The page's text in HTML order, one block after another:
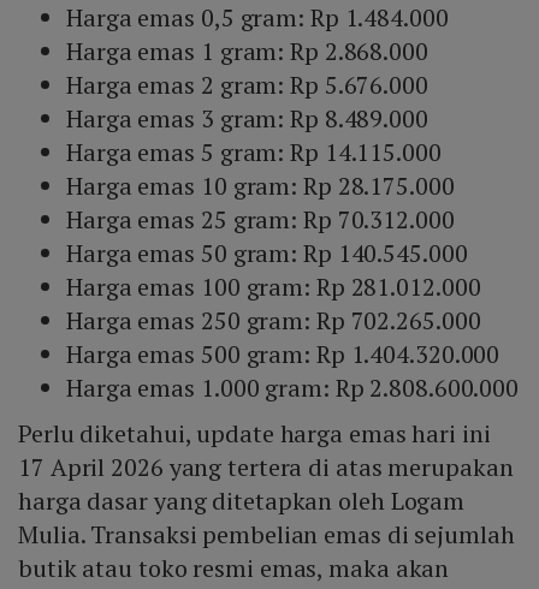
Harga emas 0,5 gram: Rp 1.484.000
Harga emas 1 gram: Rp 2.868.000
Harga emas 2 gram: Rp 5.676.000
Harga emas 3 gram: Rp 8.489.000
Harga emas 5 gram: Rp 14.115.000
Harga emas 10 gram: Rp 28.175.000
Harga emas 25 gram: Rp 70.312.000
Harga emas 50 gram: Rp 140.545.000
Harga emas 100 gram: Rp 281.012.000
Harga emas 250 gram: Rp 702.265.000
Harga emas 500 gram: Rp 1.404.320.000
Harga emas 1.000 gram: Rp 2.808.600.000
Perlu diketahui, update harga emas hari ini
17 April 2026 yang tertera di atas merupakan
harga dasar yang ditetapkan oleh Logam
Mulia. Transaksi pembelian emas di sejumlah
butik atau toko resmi emas, maka akan